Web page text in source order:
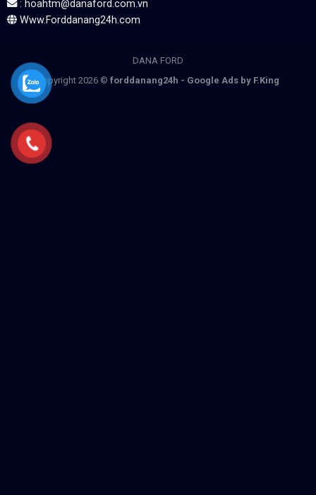
: hoahtm@danaford.com.vn
Www.Forddanang24h.com
DANA FORD
Copyright 2026 © forddanang24h - Google Ads by F.King